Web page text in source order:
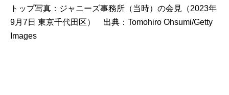
トップ写真：ジャニーズ事務所（当時）の会見（2023年
9月7日 東京千代田区） 出典：Tomohiro Ohsumi/Getty
Images